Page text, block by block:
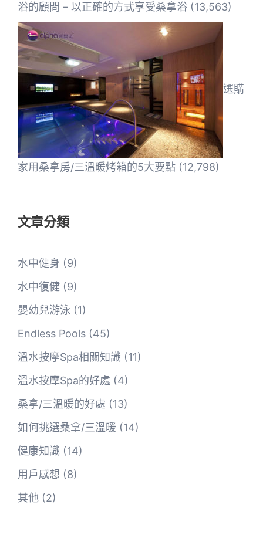
浴的顧問 – 以正確的方式享受桑拿浴 (13,563)
選購
家用桑拿房/三溫暖烤箱的5大要點 (12,798)
文章分類
水中健身 (9)
水中復健 (9)
嬰幼兒游泳 (1)
Endless Pools (45)
溫水按摩Spa相關知識 (11)
溫水按摩Spa的好處 (4)
桑拿/三溫暖的好處 (13)
如何挑選桑拿/三溫暖 (14)
健康知識 (14)
用戶感想 (8)
其他 (2)